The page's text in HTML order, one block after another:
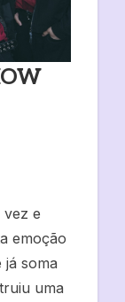
vez e
emoção
soma
uma